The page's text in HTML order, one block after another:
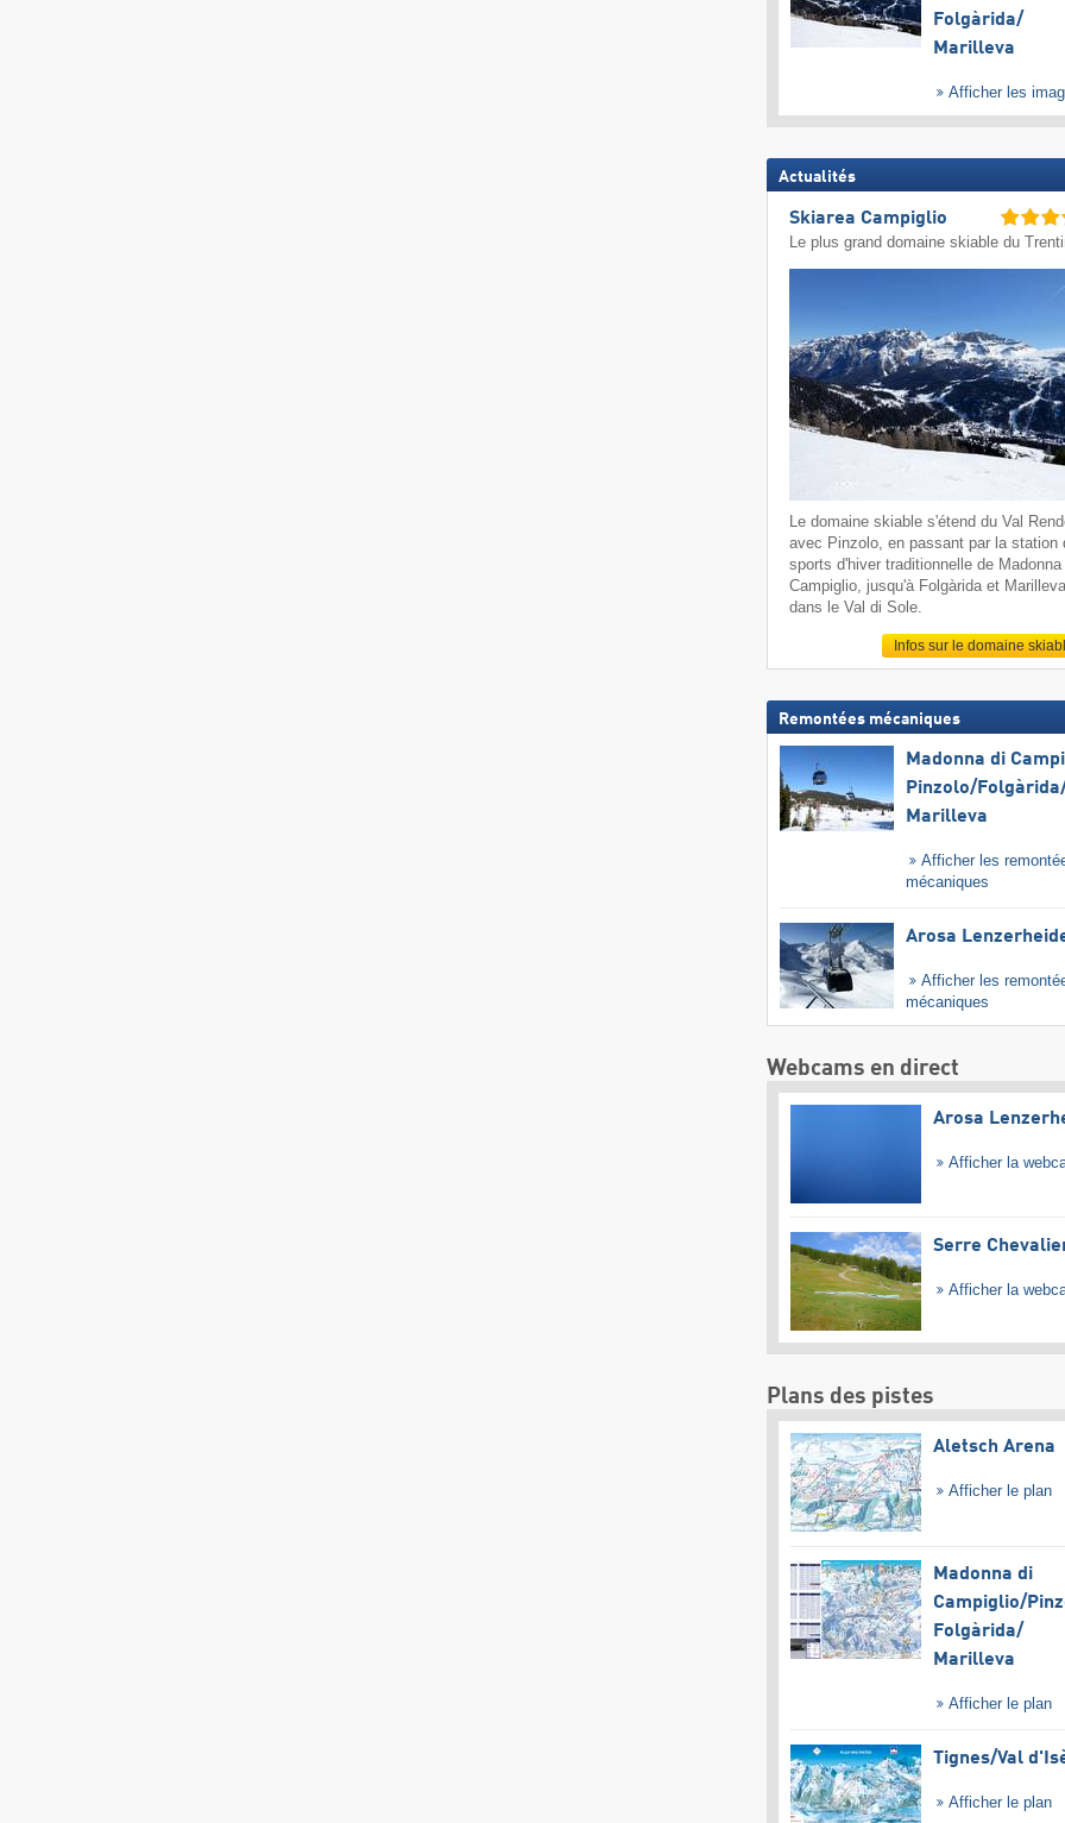
Folgàrida/​
Marilleva
Afficher les
Actualités
Skiarea Campiglio
Le plus grand domaine skiable du
Le domaine skiable s'étend du Val
avec Pinzolo, en passant par la station
sports d'hiver traditionnelle de Madonna
Campiglio, jusqu'à Folgàrida et
dans le Val di Sole.
Infos sur le domaine
Remontées mécaniques
Madonna di
Pinzolo/​
Marilleva
Afficher les
mécaniques
Arosa
Afficher les
mécaniques
Webcams en direct
Arosa
Afficher la
Serre
Afficher la
Plans des pistes
Aletsch Arena
Afficher le plan
Madonna di
Campiglio/​
Folgàrida/​
Marilleva
Afficher le plan
Tignes/​Val
Afficher le plan